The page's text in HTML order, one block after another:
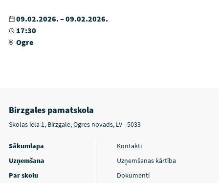
09.02.2026. – 09.02.2026.
17:30
Ogre
Birzgales pamatskola
Skolas iela 1, Birzgale, Ogres novads, LV - 5033
Sākumlapa
Uzņemšana
Par skolu
Kontakti
Uzņemšanas kārtība
Dokumenti